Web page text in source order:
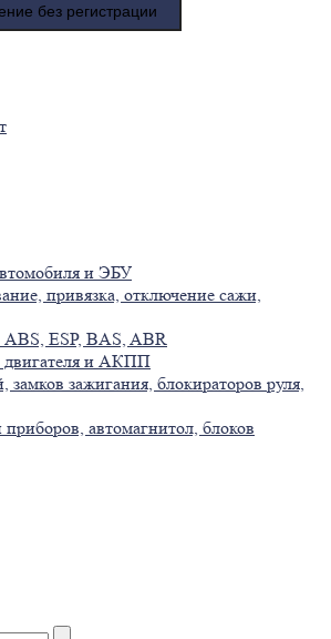
без регистрации
и ЭБУ
привязка, отключение сажи,
ABS, ESP, BAS, ABR
двигателя и АКПП
замков зажигания, блокираторов руля,
автомагнитол, блоков